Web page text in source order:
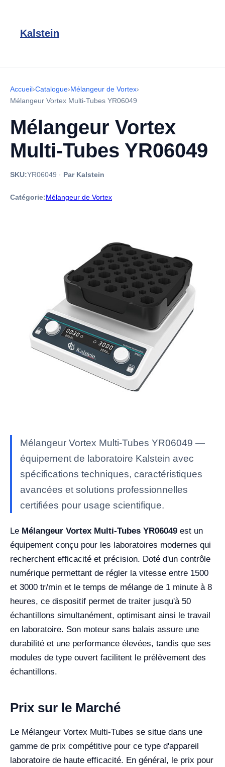
Kalstein
Accueil›Catalogue›Mélangeur de Vortex›
Mélangeur Vortex Multi-Tubes YR06049
Mélangeur Vortex
Multi-Tubes YR06049
SKU:YR06049 · Par Kalstein
Catégorie:Mélangeur de Vortex
Mélangeur Vortex Multi-Tubes YR06049 —
équipement de laboratoire Kalstein avec
spécifications techniques, caractéristiques
avancées et solutions professionnelles
certifiées pour usage scientifique.
Le Mélangeur Vortex Multi-Tubes YR06049 est un
équipement conçu pour les laboratoires modernes qui
recherchent efficacité et précision. Doté d'un contrôle
numérique permettant de régler la vitesse entre 1500
et 3000 tr/min et le temps de mélange de 1 minute à 8
heures, ce dispositif permet de traiter jusqu'à 50
échantillons simultanément, optimisant ainsi le travail
en laboratoire. Son moteur sans balais assure une
durabilité et une performance élevées, tandis que ses
modules de type ouvert facilitent le prélèvement des
échantillons.
Prix sur le Marché
Le Mélangeur Vortex Multi-Tubes se situe dans une
gamme de prix compétitive pour ce type d'appareil
laboratoire de haute efficacité. En général, le prix pour